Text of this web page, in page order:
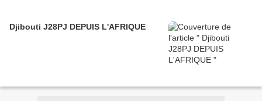
Djibouti J28PJ DEPUIS L'AFRIQUE